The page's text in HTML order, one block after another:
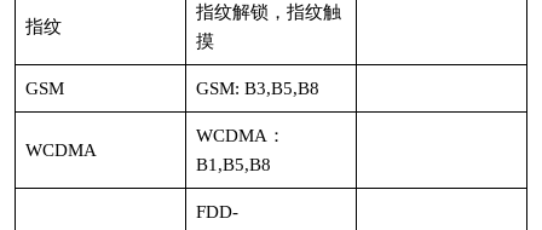
指纹
指纹解锁，指纹触
摸
GSM GSM: B3,B5,B8
WCDMA
WCDMA：
B1,B5,B8
FDD-